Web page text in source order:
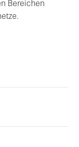
Bereichen